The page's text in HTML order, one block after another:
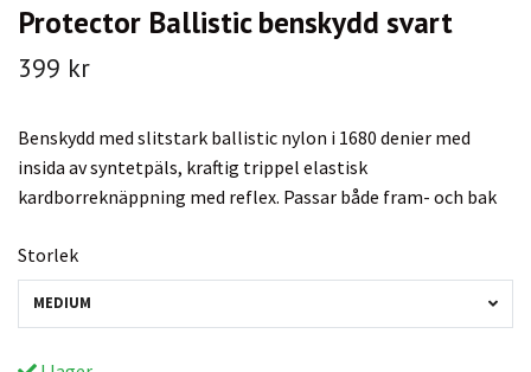
Protector Ballistic benskydd svart
399 kr
Benskydd med slitstark ballistic nylon i 1680 denier med
insida av syntetpäls, kraftig trippel elastisk
kardborreknäppning med reflex. Passar både fram- och bak
Storlek
MEDIUM